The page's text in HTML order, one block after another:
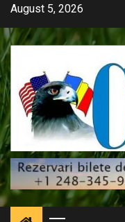
Skip
content
August 5, 2026